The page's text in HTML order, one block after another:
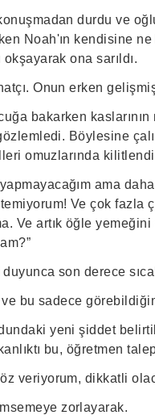
durdu ve
Noah'ın kendisine ne
okşayarak ona sarıldı.
Onun erken
bakarken
gözlemledi. Böylesine
omuzlarında
ama
Ve çok fazla
Ve artık öğle
son derece
bu sadece
yeni şiddet
bu, öğretmen
veriyorum, dikkatli
zorlayarak.